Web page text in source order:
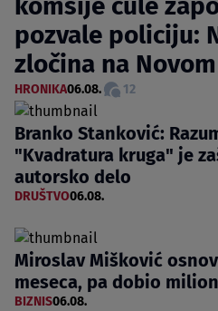
pozvale policiju:
zločina na
HRONIKA06.08. 12
Branko Stanković:
"Kvadratura kruga" je
autorsko delo
DRUŠTVO06.08.
Miroslav Mišković
meseca, pa dobio
BIZNIS06.08.